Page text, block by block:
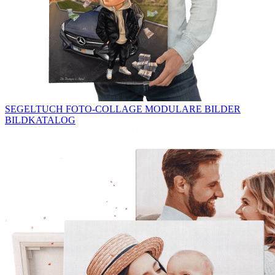
SEGELTUCH FOTO-COLLAGE MODULARE BILDER
BILDKATALOG